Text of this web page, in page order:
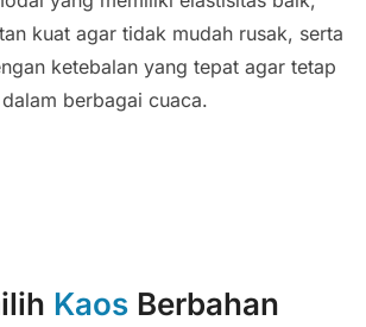
kuat agar tidak mudah rusak, serta
ketebalan yang tepat agar tetap
berbagai cuaca.
KaosBerbahan